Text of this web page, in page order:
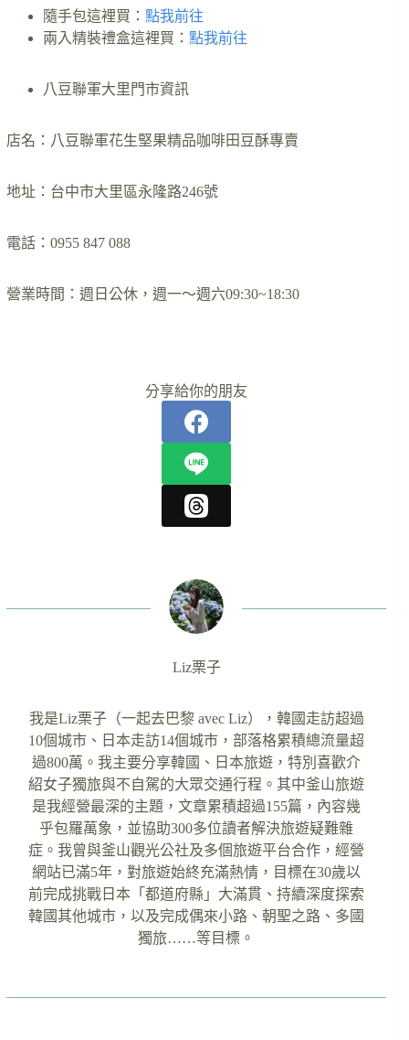
隨手包這裡買： 點我前往
兩入精裝禮盒這裡買： 點我前往
八豆聯軍大里門市資訊
店名：八豆聯軍花生堅果精品咖啡田豆酥專賣
地址：台中市大里區永隆路246號
電話：0955 847 088
營業時間：週日公休，週一～週六09:30~18:30
分享給你的朋友
Liz栗子
我是Liz栗子（一起去巴黎 avec Liz），韓國走訪超過
10個城市、日本走訪14個城市，部落格累積總流量超
過800萬。我主要分享韓國、日本旅遊，特別喜歡介
紹女子獨旅與不自駕的大眾交通行程。其中釜山旅遊
是我經營最深的主題，文章累積超過155篇，內容幾
乎包羅萬象，並協助300多位讀者解決旅遊疑難雜
症。我曾與釜山觀光公社及多個旅遊平台合作，經營
網站已滿5年，對旅遊始終充滿熱情，目標在30歲以
前完成挑戰日本「都道府縣」大滿貫、持續深度探索
韓國其他城市，以及完成偶來小路、朝聖之路、多國
獨旅……等目標。